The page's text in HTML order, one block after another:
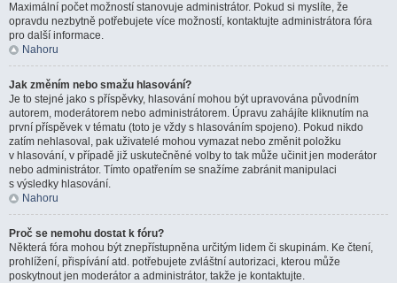
Maximální počet možností stanovuje administrátor. Pokud si myslíte, že
opravdu nezbytně potřebujete více možností, kontaktujte administrátora fóra
pro další informace.
Nahoru
Jak změním nebo smažu hlasování?
Je to stejné jako s příspěvky, hlasování mohou být upravována původním
autorem, moderátorem nebo administrátorem. Úpravu zahájíte kliknutím na
první příspěvek v tématu (toto je vždy s hlasováním spojeno). Pokud nikdo
zatím nehlasoval, pak uživatelé mohou vymazat nebo změnit položku
v hlasování, v případě již uskutečněné volby to tak může učinit jen moderátor
nebo administrátor. Tímto opatřením se snažíme zabránit manipulaci
s výsledky hlasování.
Nahoru
Proč se nemohu dostat k fóru?
Některá fóra mohou být znepřístupněna určitým lidem či skupinám. Ke čtení,
prohlížení, přispívání atd. potřebujete zvláštní autorizaci, kterou může
poskytnout jen moderátor a administrátor, takže je kontaktujte.